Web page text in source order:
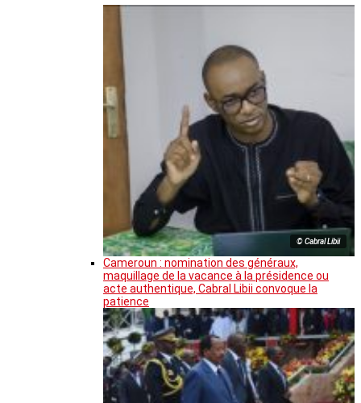
© Cabral Libii
Cameroun : nomination des généraux,
maquillage de la vacance à la présidence ou
acte authentique, Cabral Libii convoque la
patience